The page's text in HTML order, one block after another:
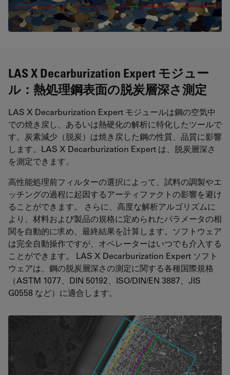
LAS X Decarburization Expert モジュー
ル：熱処理鋼表面の脱炭層深さ測定
LAS X Decarburization Expert モジュールは鋼の空気中
での焼き戻し、あるいは熱硬化の解析に特化したツールで
す。炭素減少（脱炭）は焼き戻した鋼の性質、品質に影響
します。LAS X Decarburization Expert は、脱炭層深さ
を測定できます。
高性能処理前フィルターの選択によって、試料の調製やエ
ッチングの過程に起因するアーティファクトの影響を避け
ることができます。 さらに、高度な解析アルゴリズムに
より、材料および製品の規格に定められたパラメータの相
関を自動的に求め、最終結果を計算します。ソフトウェア
は完全自動操作ですが、オペレーターはいつでも介入する
ことができます。 LAS X Decarburization Expert ソフト
ウェアは、鋼の脱炭層深さの測定に関する各種国際規格
（ASTM 1077、DIN 50192、ISO/DIN/EN 3887、JIS
G0558 など）に適合します。